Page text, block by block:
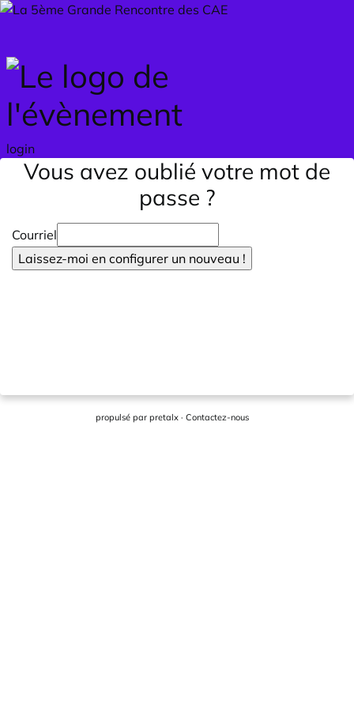
Skip to main content
login
Vous avez oublié votre mot de
passe ?
Courriel
Laissez-moi en configurer un nouveau !
propulsé par pretalx · Contactez-nous